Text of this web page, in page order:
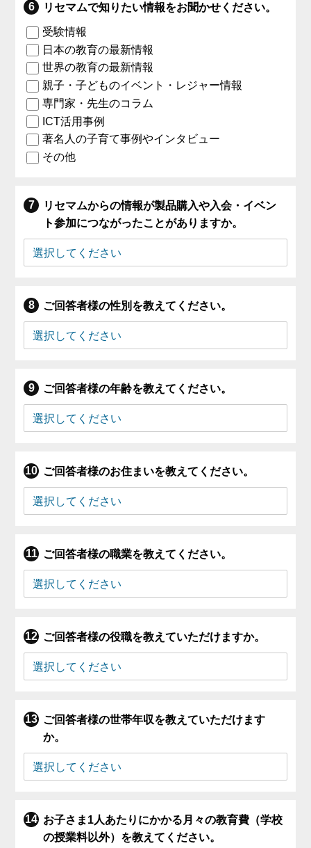
リセマムで知りたい情報をお聞かせください。
受験情報
日本の教育の最新情報
世界の教育の最新情報
親子・子どものイベント・レジャー情報
専門家・先生のコラム
ICT活用事例
著名人の子育て事例やインタビュー
その他
リセマムからの情報が製品購入や入会・イベン
ト参加につながったことがありますか。
ご回答者様の性別を教えてください。
ご回答者様の年齢を教えてください。
ご回答者様のお住まいを教えてください。
ご回答者様の職業を教えてください。
ご回答者様の役職を教えていただけますか。
ご回答者様の世帯年収を教えていただけます
か。
お子さま1人あたりにかかる月々の教育費（学校
の授業料以外）を教えてください。